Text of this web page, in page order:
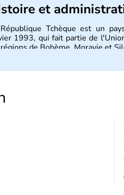
et
Tchèque est un
1993, qui fait partie de
de Bohème, Moravie et